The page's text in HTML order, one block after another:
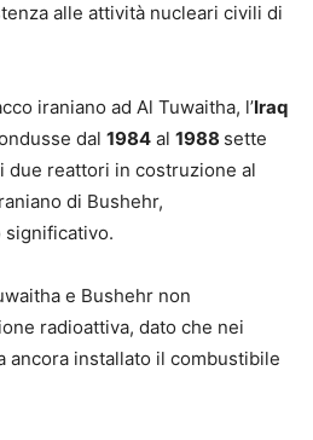
alle attività nucleari civili di
iraniano ad Al Tuwaitha, l’Iraq
dal 1984 al 1988 sette
due reattori in costruzione al
di Bushehr,
significativo.
e Bushehr non
radioattiva, dato che nei
ancora installato il combustibile